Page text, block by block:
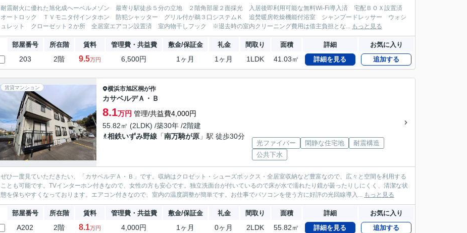
耐震耐火に優れた旭化成ヘーベルメゾン 最寄り駅徒歩５分の立地 ２階角部屋２面採光 入居後即利用可能な無料Wi-Fi導入済 宅配ＢＯＸ設置済
オートロック ＴＶモニタ付インタホン 防犯シャッター グリル付が鵜３口システムＫ 追焚暖房乾燥機能付浴室 シャンプードレッサー ウォシ
ュレット クローゼット２か所 全居室エアコン設置済 室内物干しフック ※退去時の室内クリーニング費用は借主負担とな... もっと見る
部屋番号 所在階 賃料 管理費・共益費 敷金/保証金 礼金 間取り 面積 詳細 お気に入り
203 2階 9.5万円 6,500円 1ヶ月 1ヶ月 1LDK 41.03㎡ 詳細を見る 追加する
賃貸マンション 横浜市旭区桐が作
カサベルデＡ・Ｂ
8.1万円 管理/共益費4,000円
55.82㎡ (2LDK) /築30年 /2階建
相鉄いずみ野線 「南万騎が原 」駅 徒歩30分
光ファイバー 閑静な住宅地
耐震構造
公共下水
ぜひ一度見ていただきたい、「カサベルデＡ・Ｂ」です。収納はクロゼット・シューズボックス・全居室収納など豊富なので、広々と空間を利用する
ことも可能です。TVインターホン付きなので、女性の方も安心です。独立洗面台が付いているので床が水で濡れたり鏡が曇ったりしにくく、清潔な状
態を保ちやすくなっております。エアコン付きなので、室内の温度調整が簡単です。お仕事でパソコンを使う方に好評の光回線導入... もっと見る
部屋番号 所在階 賃料 管理費・共益費 敷金/保証金 礼金 間取り 面積 詳細 お気に入り
A202 2階 8.1万円 4,000円 1ヶ月 0ヶ月 2LDK 55.82㎡ 詳細を見る 追加する